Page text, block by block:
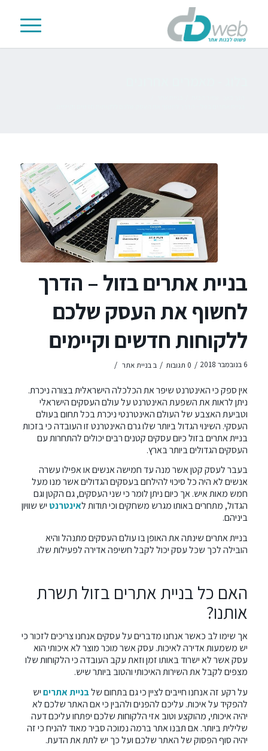
בניית אתרים בזול – הדרך
לחשוף את העסק שלכם
ללקוחות חדשים וקיימים
6 בנובמבר 2018 / 0 תגובות / בבניית אתר /
אין ספק כי האינטרנט שיפר את הכלכלה הישראלית בצורה ניכרת.
ניתן לראות את השפעת האינטרנט על עולם העסקים הישראלי
וטביעת האצבע של העולם האינטרנטי ניכרת בכל תחום בעולם
העסקי. השינוי הגדול ביותר שלו גרם האינטרנט זו העובדה כי בזכות
בניית אתרים בזול כיום עסקים קטנים רבים יכולים להתחרות עם
העסקים הגדולים ביותר בארץ.
בעבר לעסק קטן אשר מנה עד חמישה אנשים או אפילו עשרה
אנשים לא היה כל סיכוי להילחם בעסקים הגדולים אשר מנו מעל
חמש מאות איש. אך כיום ניתן לומר כי שני העסקים, גם הקטן וגם
הגדול, מתחרים באותו מגרש משחקים וכי תודות לאינטרנט יש שוויון
ביניהם.
בניית אתרים שינתה את האופן בו עולם העסקים מתנהל והיא
הובילה לכך שכל עסק יכול לקבל חשיפה אדירה לפעילות שלו.
האם כל בניית אתרים בזול תשרת
אותנו?
אך שימו לב כאשר אנחנו מדברים על עסקים אנחנו צריכים לזכור כי
יש משמעות אדירה לאיכות. עסק אשר מוכר מוצר לא איכותי הוא
עסק אשר לא ישרוד באותו זמן וזאת עקב העובדה כי הלקוחות שלו
מצפים לקבל את השירות האיכותי והטוב ביותר שיש.
על רקע זה אנחנו חייבים לציין כי גם בתחום שלבניית אתריםיש
להפקיד על איכות. עליכם להפנים ולהבין כי אם האתר שלכם לא
יהיה איכותי, מהוקצע וטוב אזי הלקוחות שלכם יפתחו עליכם דעה
שלילית ביותר. אם תבנו אתר ברמה נמוכה סביר מאוד להניח כי זה
יהיה סוף הפסוק של האתר שלכם ועל כך יש לתת את הדעת.